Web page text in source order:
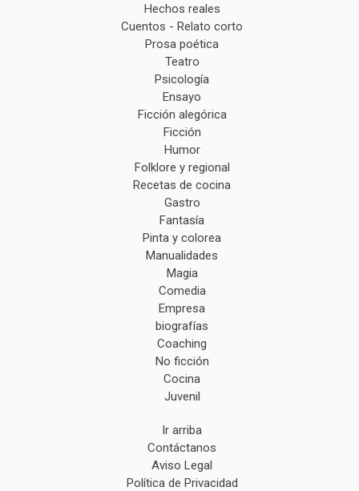
Hechos reales
Cuentos - Relato corto
Prosa poética
Teatro
Psicología
Ensayo
Ficción alegórica
Ficción
Humor
Folklore y regional
Recetas de cocina
Gastro
Fantasía
Pinta y colorea
Manualidades
Magia
Comedia
Empresa
biografías
Coaching
No ficción
Cocina
Juvenil
Ir arriba
Contáctanos
Aviso Legal
Política de Privacidad